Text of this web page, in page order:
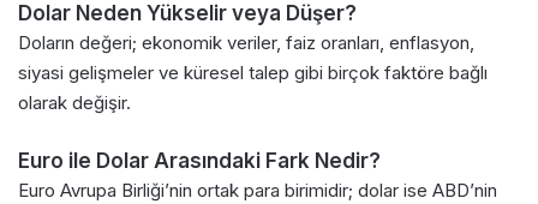
Dolar Neden Yükselir veya Düşer?
Doların değeri; ekonomik veriler, faiz oranları, enflasyon,
siyasi gelişmeler ve küresel talep gibi birçok faktöre bağlı
olarak değişir.
Euro ile Dolar Arasındaki Fark Nedir?
Euro Avrupa Birliği’nin ortak para birimidir; dolar ise ABD’nin